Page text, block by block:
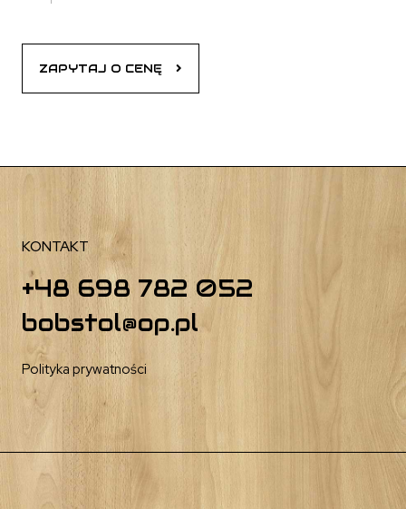
ZAPYTAJ O CENĘ
KONTAKT
+48 698 782 052
bobstol@op.pl
Polityka prywatności